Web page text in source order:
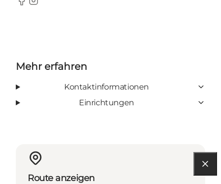
Facebook
Instagram
Mehr erfahren
Kontaktinformationen
Einrichtungen
Route anzeigen